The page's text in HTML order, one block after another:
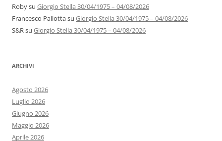
Robysu Giorgio Stella 30/04/1975 – 04/08/2026
Francesco Pallottasu Giorgio Stella 30/04/1975 – 04/08/2026
S&Rsu Giorgio Stella 30/04/1975 – 04/08/2026
ARCHIVI
Agosto 2026
Luglio 2026
Giugno 2026
Maggio 2026
Aprile 2026